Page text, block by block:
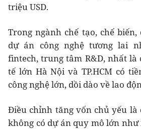
triệu USD.
Trong ngành chế tạo, chế
dự án công nghệ tương lai
fintech, trung tâm R&D, nhất
tế lớn Hà Nội và TP.HCM có
công nghệ lớn, dồi dào về lao
Điều chỉnh tăng vốn chủ yếu là
không có dự án quy mô lớn như